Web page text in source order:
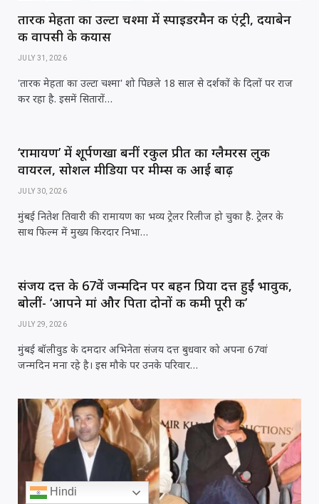
तारक मेहता का उल्टा चश्मा में स्पाइडरमैन की एंट्री, दयाबेन
की वापसी के कयास
JULY 31, 2026
'तारक मेहता का उल्टा चश्मा' शो पिछले 18 साल से दर्शकों के दिलों पर राज
कर रहा है. इसमें सितारों…
‘रामायण’ में शूर्पणखा बनीं रकुल प्रीत का ग्लैमरस लुक
वायरल, सोशल मीडिया पर मीम्स की आई बाढ़
JULY 30, 2026
मुंबई नितेश तिवारी की रामायण का भव्य ट्रेलर रिलीज हो चुका है. ट्रेलर के
साथ फिल्म में मुख्य किरदार निभा…
संजय दत्त के 67वें जन्मदिन पर बहन प्रिया दत्त हुईं भावुक,
बोलीं- ‘आपने मां और पिता दोनों की कमी पूरी की’
JULY 29, 2026
मुंबई बॉलीवुड के दमदार अभिनेता संजय दत्त बुधवार को अपना 67वां
जन्मदिन मना रहे है। इस मौके पर उनके परिवार…
Hindi